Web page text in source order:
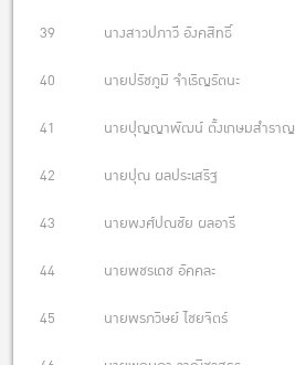
39 นางสาวปภาวี อังคสิทธิ์
40 นายปรัชภูมิ จำเริญรัตนะ
41 นายปุญญาพัฒน์ ตั้งเกษมสำราญ
42 นายปุณ ผลประเสริฐ
43 นายพงศ์ปณชัย ผลอารี
44 นายพชรเดช อัคคละ
45 นายพรภวิษย์ ไชยจิตร์